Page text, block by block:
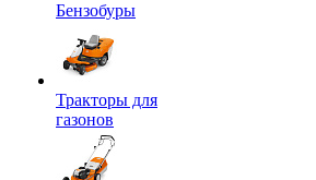
Бензобуры
Тракторы для
газонов